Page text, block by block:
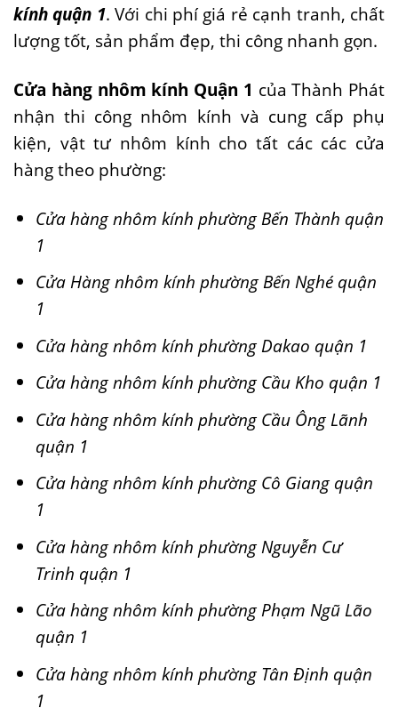
kính quận 1. Với chi phí giá rẻ cạnh tranh, chất
lượng tốt, sản phẩm đẹp, thi công nhanh gọn.
Cửa hàng nhôm kính Quận 1 của Thành Phát
nhận thi công nhôm kính và cung cấp phụ
kiện, vật tư nhôm kính cho tất các các cửa
hàng theo phường:
Cửa hàng nhôm kính phường Bến Thành quận
1
Cửa Hàng nhôm kính phường Bến Nghé quận
1
Cửa hàng nhôm kính phường Dakao quận 1
Cửa hàng nhôm kính phường Cầu Kho quận 1
Cửa hàng nhôm kính phường Cầu Ông Lãnh
quận 1
Cửa hàng nhôm kính phường Cô Giang quận
1
Cửa hàng nhôm kính phường Nguyễn Cư
Trinh quận 1
Cửa hàng nhôm kính phường Phạm Ngũ Lão
quận 1
Cửa hàng nhôm kính phường Tân Định quận
1